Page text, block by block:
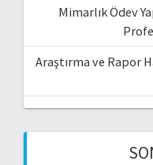
Mimarlık Ödev
Araştırma ve Rapor